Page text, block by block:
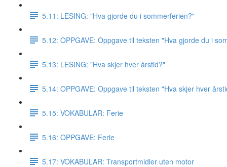
5.11: LESING: "Hva gjorde du i sommerferien?"
5.12: OPPGAVE: Oppgave til teksten "Hva gjorde du i
5.13: LESING: "Hva skjer hver årstid?"
5.14: OPPGAVE: Oppgave til teksten "Hva skjer hver
5.15: VOKABULAR: Ferie
5.16: OPPGAVE: Ferie
5.17: VOKABULAR: Transportmidler uten motor